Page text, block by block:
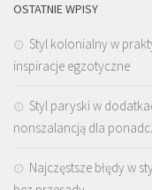
OSTATNIE WPISY
Styl kolonialny w
inspiracje egzotyczne
Styl paryski w
nonszalancją dla
Najczęstsze błędy w